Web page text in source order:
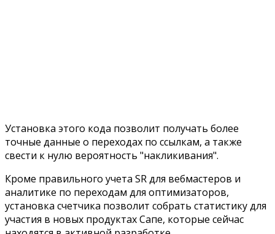
Установка этого кода позволит получать более
точные данные о переходах по ссылкам, а также
свести к нулю вероятность "накликивания".
Кроме правильного учета SR для вебмастеров и
аналитике по переходам для оптимизаторов,
установка счетчика позволит собрать статистику для
участия в новых продуктах Сапе, которые сейчас